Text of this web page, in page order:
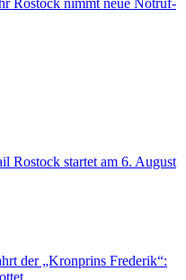
Rostock startet am 6. August
der „Kronprins Frederik“: